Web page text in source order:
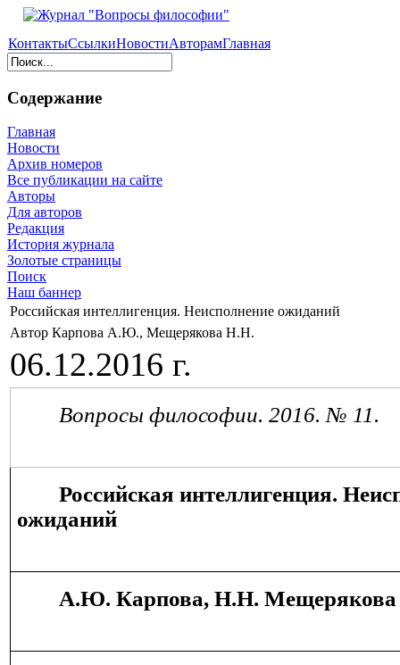
КонтактыСсылкиНовостиАвторамГлавная
Содержание
Главная
Новости
Архив номеров
Все публикации на сайте
Авторы
Для авторов
Редакция
История журнала
Золотые страницы
Поиск
Наш баннер
Российская интеллигенция. Неисполнение ожиданий
Автор Карпова А.Ю., Мещерякова Н.Н.
06.12.2016 г.
Вопросы философии. 2016. № 11.
Российская интеллигенция.
ожиданий
А.Ю. Карпова, Н.Н. Мещерякова